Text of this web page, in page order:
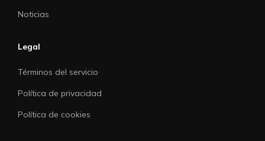
Noticias
Legal
Términos del servicio
Política de privacidad
Política de cookies